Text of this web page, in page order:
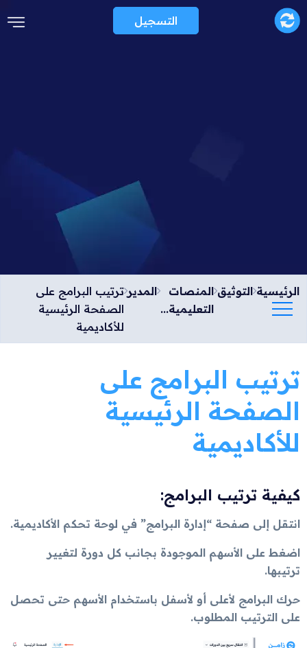
التسجيل
الرئيسية التوثيق المنصات
التعليمية...
المدير ترتيب البرامج على
الصفحة الرئيسية
للأكاديمية
ترتيب البرامج على
الصفحة الرئيسية
للأكاديمية
كيفية ترتيب البرامج:
انتقل إلى صفحة “إدارة البرامج” في لوحة تحكم الأكاديمية.
اضغط على الأسهم الموجودة بجانب كل دورة لتغيير
ترتيبها.
حرك البرامج لأعلى أو لأسفل باستخدام الأسهم حتى تحصل
على الترتيب المطلوب.